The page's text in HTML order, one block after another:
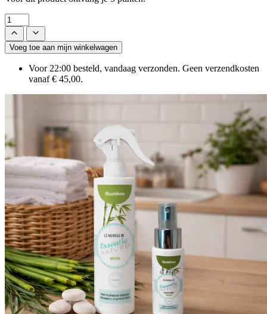
Voeg toe aan mijn winkelwagen
Voor 22:00 besteld, vandaag verzonden. Geen verzendkosten
vanaf € 45,00.